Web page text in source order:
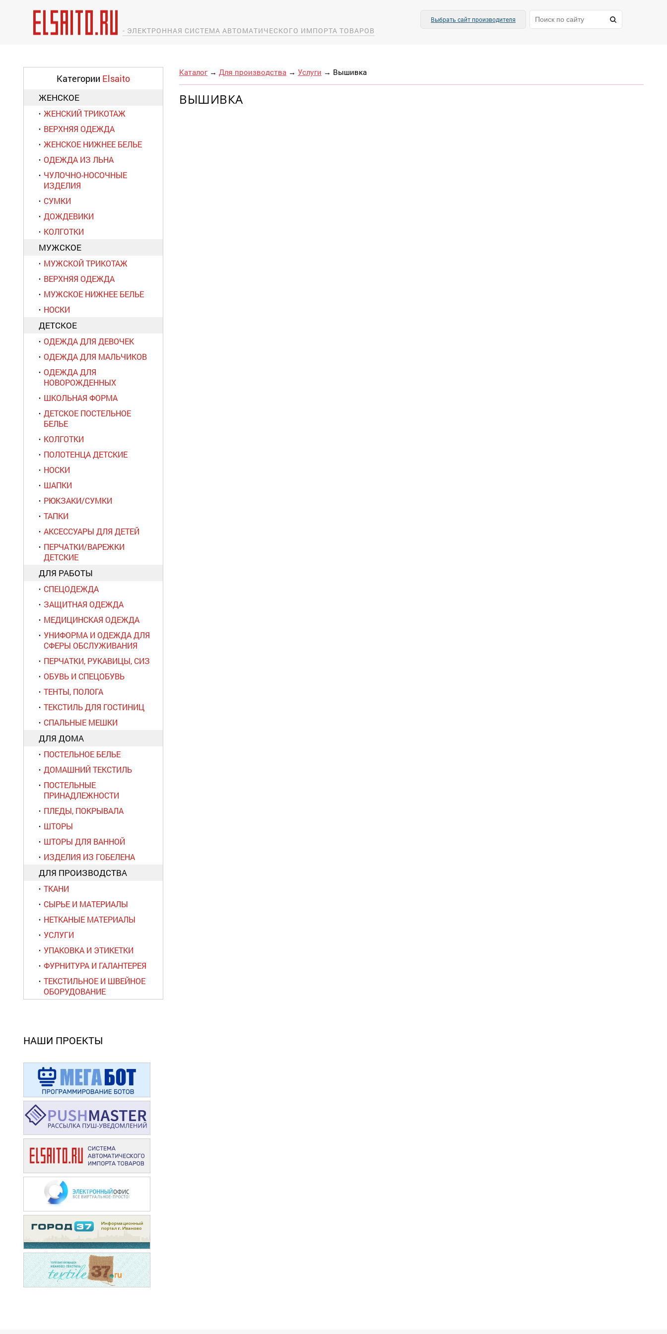
- ЭЛЕКТРОННАЯ СИСТЕМА АВТОМАТИЧЕСКОГО ИМПОРТА ТОВАРОВ
Выбрать сайт производителя
Категории Elsaito
ЖЕНСКОЕ
ЖЕНСКИЙ ТРИКОТАЖ
ВЕРХНЯЯ ОДЕЖДА
ЖЕНСКОЕ НИЖНЕЕ БЕЛЬЕ
ОДЕЖДА ИЗ ЛЬНА
ЧУЛОЧНО-НОСОЧНЫЕ
ИЗДЕЛИЯ
СУМКИ
ДОЖДЕВИКИ
КОЛГОТКИ
МУЖСКОЕ
МУЖСКОЙ ТРИКОТАЖ
ВЕРХНЯЯ ОДЕЖДА
МУЖСКОЕ НИЖНЕЕ БЕЛЬЕ
НОСКИ
ДЕТСКОЕ
ОДЕЖДА ДЛЯ ДЕВОЧЕК
ОДЕЖДА ДЛЯ МАЛЬЧИКОВ
ОДЕЖДА ДЛЯ
НОВОРОЖДЕННЫХ
ШКОЛЬНАЯ ФОРМА
ДЕТСКОЕ ПОСТЕЛЬНОЕ
БЕЛЬЕ
КОЛГОТКИ
ПОЛОТЕНЦА ДЕТСКИЕ
НОСКИ
ШАПКИ
РЮКЗАКИ/СУМКИ
ТАПКИ
АКСЕССУАРЫ ДЛЯ ДЕТЕЙ
ПЕРЧАТКИ/ВАРЕЖКИ
ДЕТСКИЕ
ДЛЯ РАБОТЫ
СПЕЦОДЕЖДА
ЗАЩИТНАЯ ОДЕЖДА
МЕДИЦИНСКАЯ ОДЕЖДА
УНИФОРМА И ОДЕЖДА ДЛЯ
СФЕРЫ ОБСЛУЖИВАНИЯ
ПЕРЧАТКИ, РУКАВИЦЫ, СИЗ
ОБУВЬ И СПЕЦОБУВЬ
ТЕНТЫ, ПОЛОГА
ТЕКСТИЛЬ ДЛЯ ГОСТИНИЦ
СПАЛЬНЫЕ МЕШКИ
ДЛЯ ДОМА
ПОСТЕЛЬНОЕ БЕЛЬЕ
ДОМАШНИЙ ТЕКСТИЛЬ
ПОСТЕЛЬНЫЕ
ПРИНАДЛЕЖНОСТИ
ПЛЕДЫ, ПОКРЫВАЛА
ШТОРЫ
ШТОРЫ ДЛЯ ВАННОЙ
ИЗДЕЛИЯ ИЗ ГОБЕЛЕНА
ДЛЯ ПРОИЗВОДСТВА
ТКАНИ
СЫРЬЕ И МАТЕРИАЛЫ
НЕТКАНЫЕ МАТЕРИАЛЫ
УСЛУГИ
УПАКОВКА И ЭТИКЕТКИ
ФУРНИТУРА И ГАЛАНТЕРЕЯ
ТЕКСТИЛЬНОЕ И ШВЕЙНОЕ
ОБОРУДОВАНИЕ
НАШИ ПРОЕКТЫ
Каталог → Для производства → Услуги → Вышивка
ВЫШИВКА